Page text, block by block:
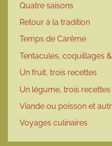
Quatre saisons
Retour à la tradition
Temps de Carême
Tentacules, coquillages
Un fruit, trois recettes
Un légume, trois recettes
Viande ou poisson et
Voyages culinaires